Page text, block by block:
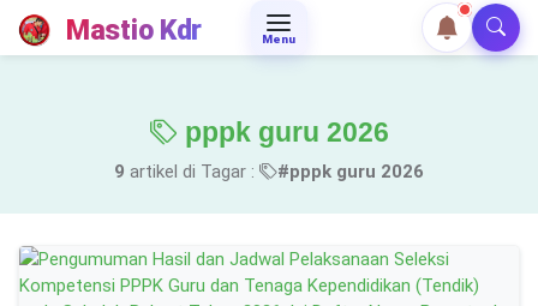
Mastio Kdr Menu
pppk guru 2026
9 artikel di Tagar : #pppk guru 2026